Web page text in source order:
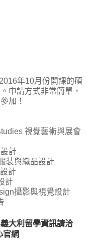
年10月份開課的碩
申請方式非常簡單，
加！
視覺藝術與展會
計
裝與織品設計
計
計
攝影與視覺設計
大利留學資訊請洽
官網